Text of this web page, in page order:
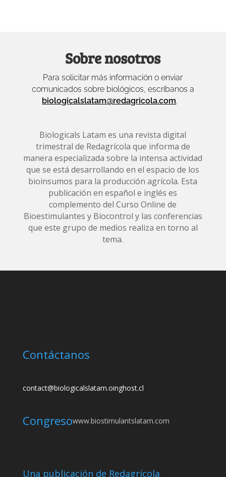
Sobre nosotros
Para solicitar más información o enviar
comunicados sobre biológicos, escríbanos a
biologicalslatam@redagricola.com.
Biologicals Latam es una revista digital
trimestral de Redagrícola que informa de
manera especializada sobre la intensa actividad
que se está desarrollando en el espacio de los
bioinsumos para la producción agrícola. Esta
publicación en español e inglés es
complemento del Curso Online de
Bioestimulantes y Biocontrol y las conferencias
que este grupo de medios realiza en torno al
tema.
Contáctanos
contact@biologicalslatam.oinghost.cl
Congresowww.biostimulantslatam.com
Una publicación de Redagrícola